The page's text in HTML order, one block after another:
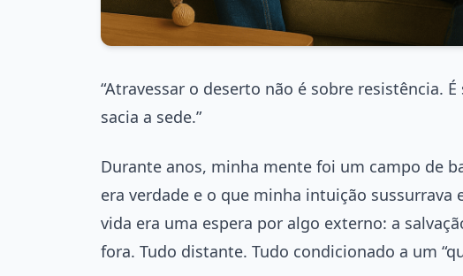
“Atravessar o deserto não é sobre resistência.
sacia a sede.”
Durante anos, minha mente foi um campo de
era verdade e o que minha intuição sussurrava
vida era uma espera por algo externo: a
fora. Tudo distante. Tudo condicionado a um